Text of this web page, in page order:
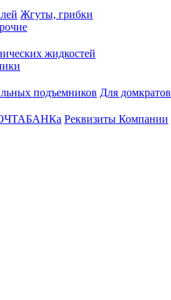
Жгуты, грибки
жидкостей
подъемников Для домкратов
Реквизиты Компании